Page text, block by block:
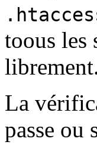
toous les
La
passe ou